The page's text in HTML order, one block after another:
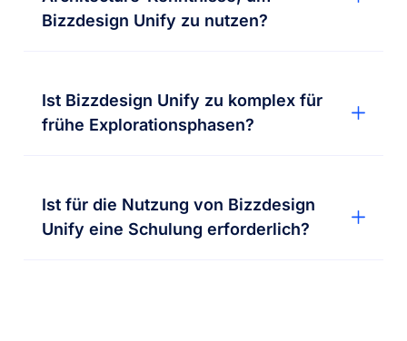
Bizzdesign Unify zu nutzen?
Ist Bizzdesign Unify zu komplex für
frühe Explorationsphasen?
Ist für die Nutzung von Bizzdesign
Unify eine Schulung erforderlich?